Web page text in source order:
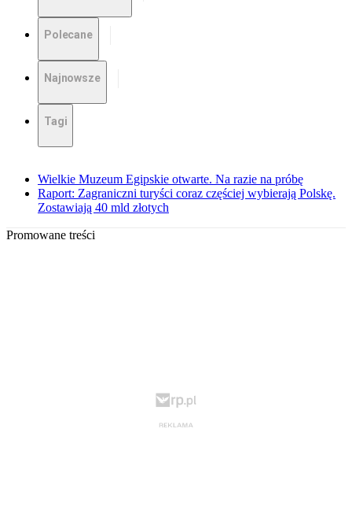
Polecane
Najnowsze
Tagi
Wielkie Muzeum Egipskie otwarte. Na razie na próbę
Raport: Zagraniczni turyści coraz częściej wybierają Polskę.
Zostawiają 40 mld złotych
Promowane treści